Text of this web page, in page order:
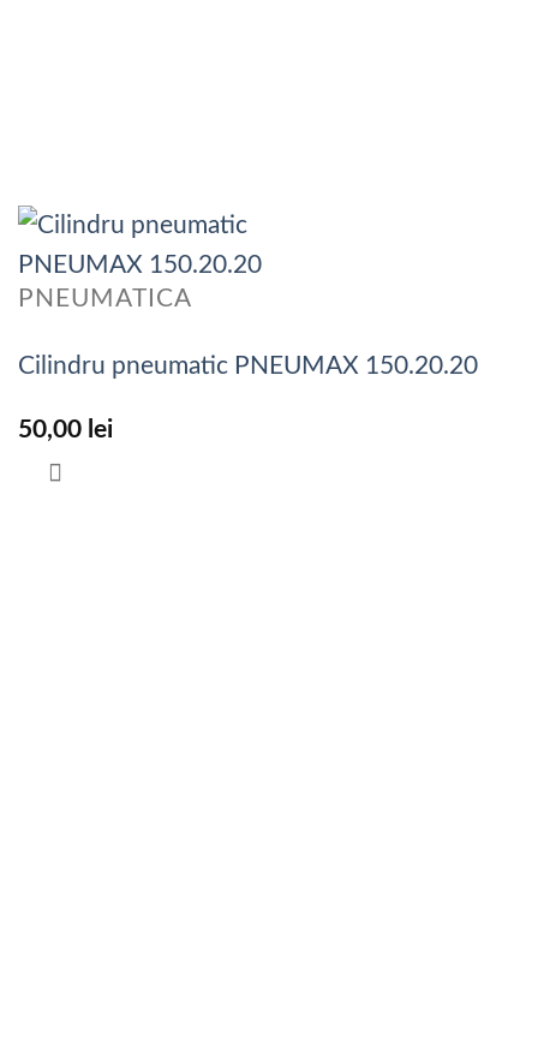
PNEUMATICA
Cilindru pneumatic PNEUMAX 150.20.20
50,00 lei